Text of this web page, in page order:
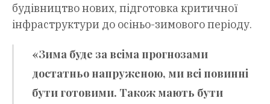
будівництво нових, підготовка критичної
інфраструктури до осіньо-зимового періоду.
«Зима буде за всіма прогнозами
достатньо напруженою, ми всі повинні
бути готовими. Також мають бути